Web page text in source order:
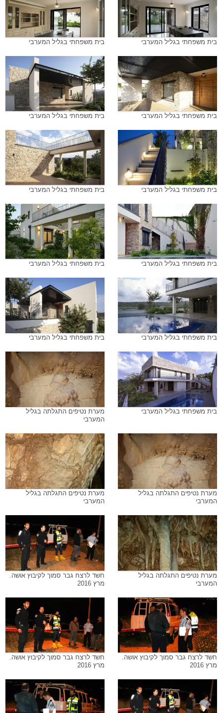
בית משפחתי בגליל המערבי בית משפחתי בגליל המערבי
בית משפחתי בגליל המערבי בית משפחתי בגליל המערבי
בית משפחתי בגליל המערבי בית משפחתי בגליל המערבי
בית משפחתי בגליל המערבי בית משפחתי בגליל המערבי
בית משפחתי בגליל המערבי בית משפחתי בגליל המערבי
בית משפחתי בגליל המערבי
מערת נטיפים התגלתה בגליל
המערבי
מערת נטיפים התגלתה בגליל
המערבי
מערת נטיפים התגלתה בגליל
המערבי
מערת נטיפים התגלתה בגליל
המערבי
חשד לרצח גבר סמוך לקיבוץ אושה.
מרץ 2016
חשד לרצח גבר סמוך לקיבוץ אושה.
מרץ 2016
חשד לרצח גבר סמוך לקיבוץ אושה.
מרץ 2016